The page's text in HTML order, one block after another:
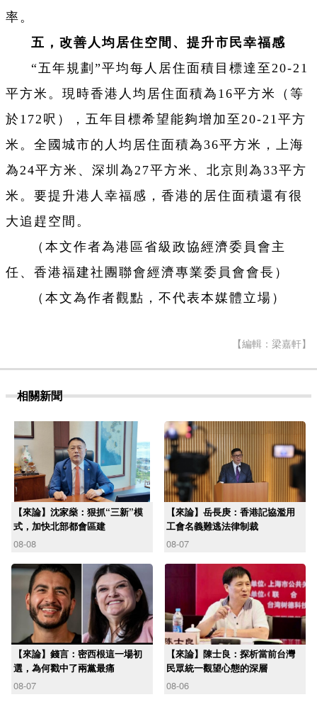
率。
五，改善人均居住空間、提升市民幸福感
“五年規劃”平均每人居住面積目標達至20-21
平方米。現時香港人均居住面積為16平方米（等
於172呎），五年目標希望能夠增加至20-21平方
米。全國城市的人均居住面積為36平方米，上海
為24平方米、深圳為27平方米、北京則為33平方
米。要提升港人幸福感，香港的居住面積還有很
大追趕空間。
（本文作者為港區省級政協經濟委員會主
任、香港福建社團聯會經濟專業委員會會長）
（本文為作者觀點，不代表本媒體立場）
【編輯：梁嘉軒】
相關新聞
【來論】沈家燊：狠抓“三新”模
式，加快北部都會區建
08-08
【來論】岳長庚：香港記協濫用
工會名義難逃法律制裁
08-07
【來論】錢言：密西根這一場初
選，為何戳中了兩黨最痛
08-07
【來論】陳士良：探析當前台灣
民眾統一觀望心態的深層
08-06